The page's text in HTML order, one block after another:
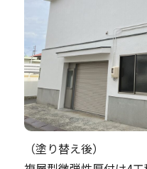
（塗り替え後）